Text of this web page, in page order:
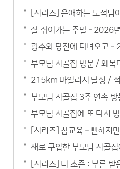
[시리즈] 은애하는 도적님
잘 쉬어가는 주말 – 2026
광주와 당진에 다녀오고 –
부모님 시골집 방문 / 왜
215km 마일리지 달성 /
부모님 시골집 3주 연속
부모님 시골집에 또 다시
[시리즈] 참교육 – 뻔하지
새로 구입한 부모님 시골
[시리즈] 더 초즌 : 부른